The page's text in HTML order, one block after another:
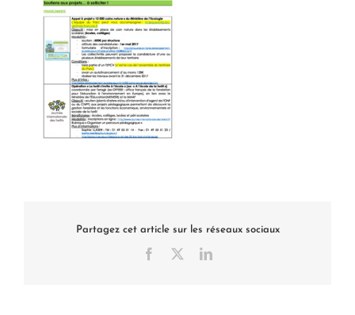
Partagez cet article sur les réseaux sociaux
Facebook LinkedIn